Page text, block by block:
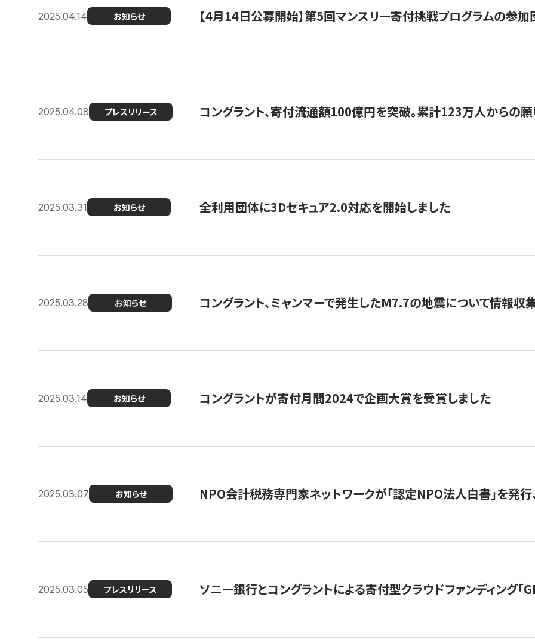
2025.04.14 お知らせ 【4月14日公募開始】第5回マンスリー寄付挑戦プログラムの参
2025.04.08 プレスリリース コングラント、寄付流通額100億円を突破。累計123万人からの
2025.03.31 お知らせ 全利用団体に3Dセキュア2.0対応を開始しました
2025.03.28 お知らせ コングラント、ミャンマーで発生したM7.7の地震について情報収
2025.03.14 お知らせ コングラントが寄付月間2024で企画大賞を受賞しました
2025.03.07 お知らせ NPO会計税務専門家ネットワークが「認定NPO法人白書」を発
2025.03.05 プレスリリース ソニー銀行とコングラントによる寄付型クラウドファンディング